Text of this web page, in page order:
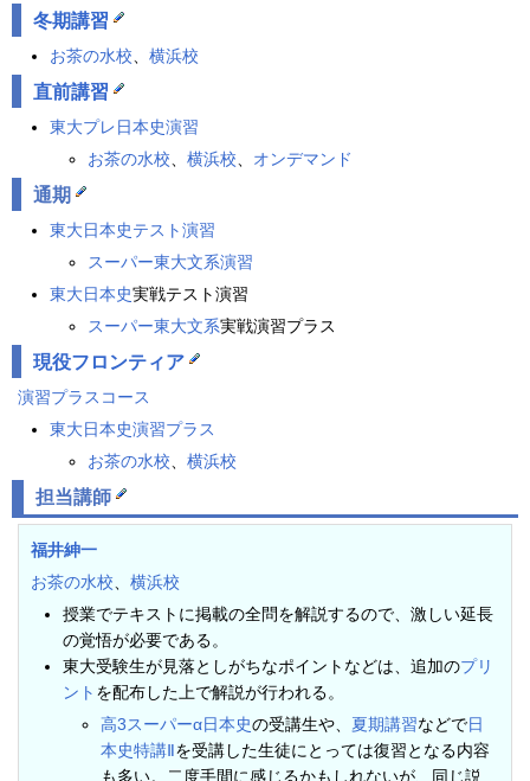
冬期講習
お茶の水校 横浜校
直前講習
東大プレ日本史演習
お茶の水校
横浜校 オンデマンド
通期
東大日本史テスト演習
スーパー東大文系演習
東大日本史実戦テスト演習
スーパー東大文系実戦演習プラス
現役フロンティア
演習プラスコース
東大日本史演習プラス
お茶の水校
横浜校
担当講師
福井紳一
お茶の水校
横浜校
授業でテキストに掲載の全問を解説するので、激しい延長
の覚悟が必要である。
東大受験生が見落としがちなポイントなどは、追加のプリ
ント を配布した上で解説が行われる。
高3スーパーα日本史の受講生や、 夏期講習などで日
本史特講Ⅱを受講した生徒にとっては復習となる内容
も多い。二度手間に感じるかもしれないが、同じ説